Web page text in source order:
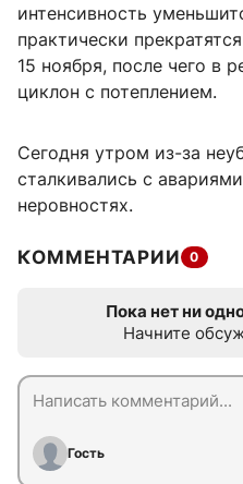
интенсивность
практически
15 ноября, после чего в
циклон с потеплением.
Сегодня утром из-за
сталкивались с
неровностях.
КОММЕНТАРИИ 0
Пока нет ни
Начните
Гость